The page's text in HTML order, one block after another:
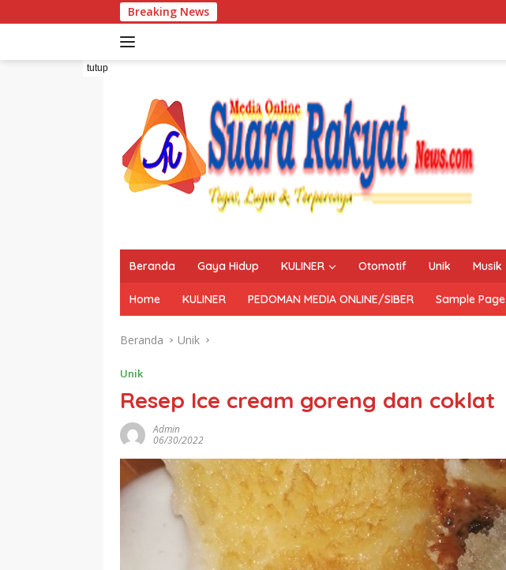
ke
Breaking News
tutup
Beranda Gaya Hidup KULINER Otomotif Unik Musik
Home KULINER PEDOMAN MEDIA ONLINE/SIBER Sample Page
Beranda Unik
Unik
Resep Ice cream goreng dan coklat
Admin
06/30/2022